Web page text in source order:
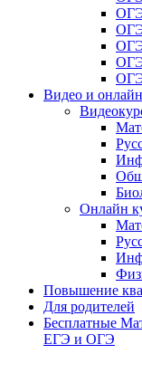
ОГЭ
Видео и
Онлайн
Повышение
Для родителей
Бесплатные
ЕГЭ и ОГЭ